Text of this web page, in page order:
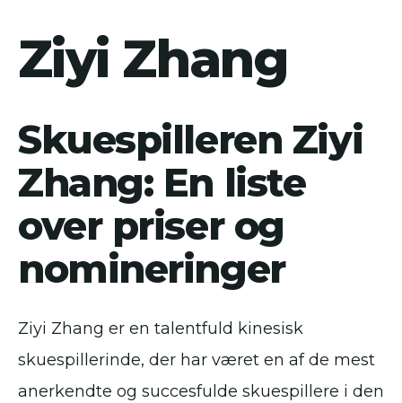
Ziyi Zhang
Skuespilleren Ziyi
Zhang: En liste
over priser og
nomineringer
Ziyi Zhang er en talentfuld kinesisk
skuespillerinde, der har været en af de mest
anerkendte og succesfulde skuespillere i den